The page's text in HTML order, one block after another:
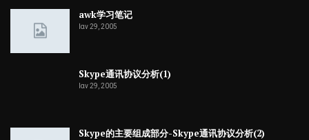
awk学习笔记
Ιαν 29, 2005
Skype通讯协议分析(1)
Ιαν 29, 2005
Skype的主要组成部分-Skype通讯协议分析(2)